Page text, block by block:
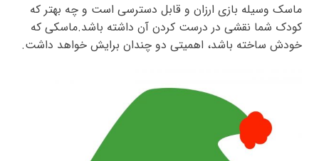
ماسک وسیله بازی ارزان و قابل دسترسی است و چه بهتر که
کودک شما نقشی در درست کردن آن داشته باشد.ماسکی که
خودش ساخته باشد، اهمیتی دو چندان برایش خواهد داشت.